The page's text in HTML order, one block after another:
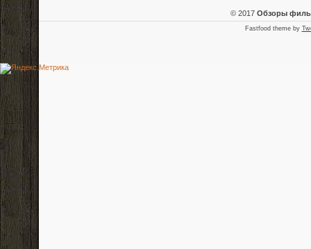
© 2017 Обзоры
Fastfood theme by